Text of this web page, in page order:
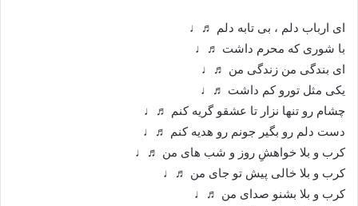
ای ارباب دلم ، بی تابه دلم ♬♩
با شوری که محرم داشت ♬♩
ای بندگی من زندگی من ♬♩
یکی مثل تورو کم داشت ♬♩
چشام رو تنها نزار تا عشقو گریه کنم ♬♩
دست دلم رو بگیر جونم رو هدیه کنم ♬♩
کرب و بلا خواهشِ روز و شب های من ♬♩
کرب و بلا خالی پیش تو جای من ♬♩
کرب و بلا بشنو صدای من ♬♩